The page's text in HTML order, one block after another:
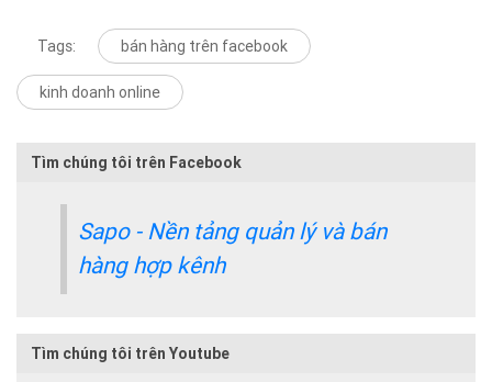
Tags: bán hàng trên facebook
kinh doanh online
Tìm chúng tôi trên Facebook
Sapo - Nền tảng quản lý và bán
hàng hợp kênh
Tìm chúng tôi trên Youtube